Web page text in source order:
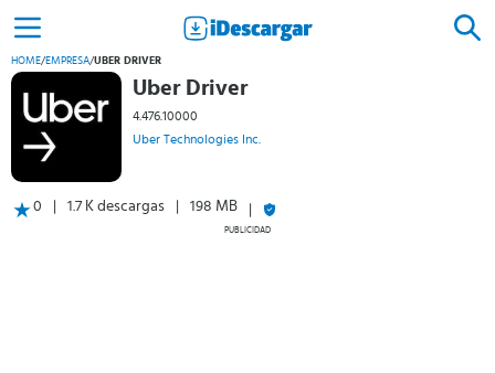
HOME/EMPRESA/UBER DRIVER
Uber Driver
4.476.10000
Uber Technologies Inc.
0 1.7 K descargas 198 MB
PUBLICIDAD